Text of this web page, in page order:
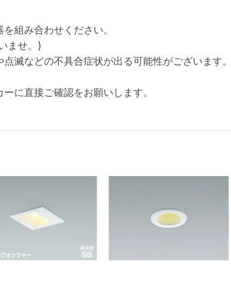
組み合わせください。
ませ。)
滅などの不具合症状が出る可能性がございます
に直接ご確認をお願いします。